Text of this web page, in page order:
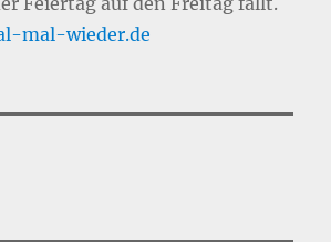
mal-wieder.de